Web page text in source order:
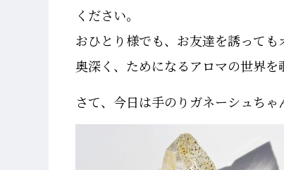
ください。
おひとり様でも、お友達を誘って
奥深く、ためになるアロマの世界を
さて、今日は手のりガネーシュちゃ